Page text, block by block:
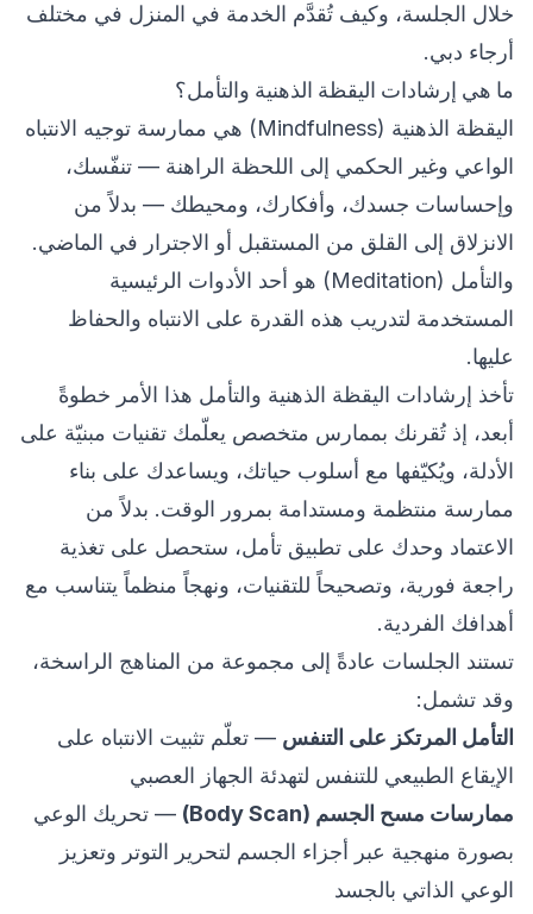
خلال الجلسة، وكيف تُقدَّم الخدمة في المنزل في مختلف
أرجاء دبي.
ما هي إرشادات اليقظة الذهنية والتأمل؟
اليقظة الذهنية (Mindfulness) هي ممارسة توجيه الانتباه
الواعي وغير الحكمي إلى اللحظة الراهنة — تنفّسك،
وإحساسات جسدك، وأفكارك، ومحيطك — بدلاً من
الانزلاق إلى القلق من المستقبل أو الاجترار في الماضي.
والتأمل (Meditation) هو أحد الأدوات الرئيسية
المستخدمة لتدريب هذه القدرة على الانتباه والحفاظ
عليها.
تأخذ إرشادات اليقظة الذهنية والتأمل هذا الأمر خطوةً
أبعد، إذ تُقرنك بممارس متخصص يعلّمك تقنيات مبنيّة على
الأدلة، ويُكيّفها مع أسلوب حياتك، ويساعدك على بناء
ممارسة منتظمة ومستدامة بمرور الوقت. بدلاً من
الاعتماد وحدك على تطبيق تأمل، ستحصل على تغذية
راجعة فورية، وتصحيحاً للتقنيات، ونهجاً منظماً يتناسب مع
أهدافك الفردية.
تستند الجلسات عادةً إلى مجموعة من المناهج الراسخة،
وقد تشمل:
التأمل المرتكز على التنفس — تعلّم تثبيت الانتباه على
الإيقاع الطبيعي للتنفس لتهدئة الجهاز العصبي
ممارسات مسح الجسم (Body Scan)
— تحريك الوعي
بصورة منهجية عبر أجزاء الجسم لتحرير التوتر وتعزيز
الوعي الذاتي بالجسد